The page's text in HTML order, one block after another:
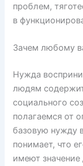
проблем,
в
Зачем любому
Нужда
людям
социального
полагаемся от
базовую нужду
понимает, что
имеют